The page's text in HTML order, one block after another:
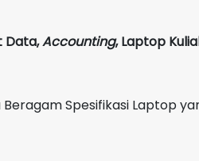
Data,Accounting, Laptop
Spesifikasi Laptop